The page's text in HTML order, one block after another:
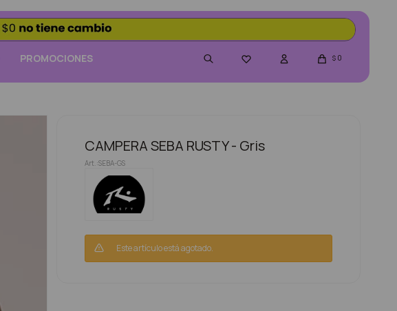
PROMOCIONES  $ 0
CAMPERA SEBA RUSTY - Gris
SEBA-GS
Este artículo está agotado.